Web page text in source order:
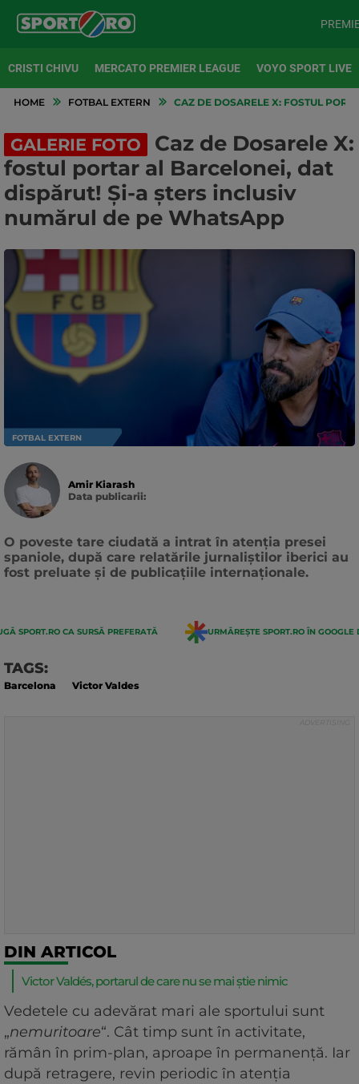
CRISTI CHIVU MERCATO PREMIER LEAGUE VOYO SPORT LIVE
HOME FOTBAL EXTERN CAZ DE DOSARELE X: FOSTUL
GALERIE FOTO
Caz de Dosarele X:
fostul portar al Barcelonei, dat
dispărut! Și-a șters inclusiv
numărul de pe WhatsApp
FOTBAL EXTERN
Amir Kiarash
Data publicarii:
O poveste tare ciudată a intrat în atenția presei
spaniole, după care relatările jurnaliștilor iberici au
fost preluate și de publicațiile internaționale.
SPORT.RO CA SURSĂ PREFERATĂ URMĂREȘTE SPORT.RO ÎN GOOGLE
TAGS:
Barcelona Victor Valdes
DIN ARTICOL
Victor Valdés, portarul de care nu se mai știe nimic
Vedetele cu adevărat mari ale sportului sunt
„nemuritoare“. Cât timp sunt în activitate,
rămân în prim-plan, aproape în permanență. Iar
după retragere, revin periodic în atenția